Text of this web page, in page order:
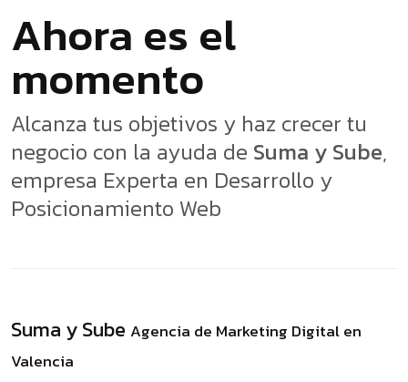
Ahora es el
momento
Alcanza tus objetivos y haz crecer tu
negocio con la ayuda de Suma y Sube,
empresa Experta en Desarrollo y
Posicionamiento Web
Suma y Sube Agencia de Marketing Digital en
Valencia